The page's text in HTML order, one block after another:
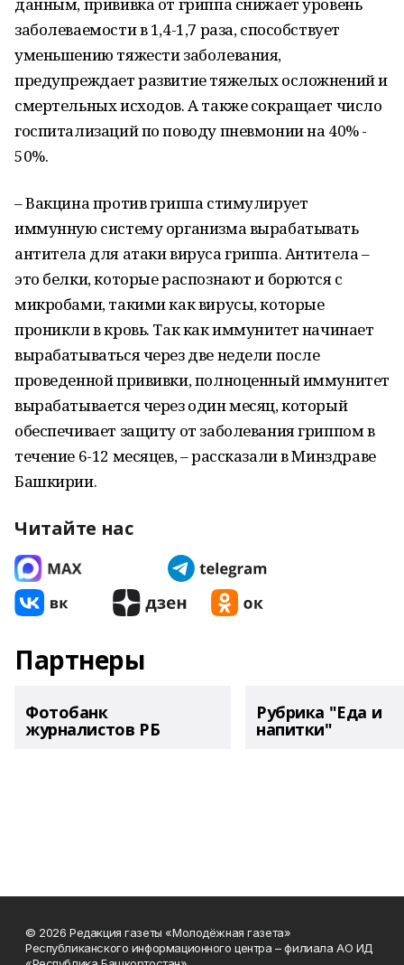
заболеваемости в 1,4-1,7 раза, способствует
уменьшению тяжести заболевания,
предупреждает развитие тяжелых осложнений и
смертельных исходов. А также сокращает число
госпитализаций по поводу пневмонии на 40% -
50%.
– Вакцина против гриппа стимулирует
иммунную систему организма вырабатывать
антитела для атаки вируса гриппа. Антитела –
это белки, которые распознают и борются с
микробами, такими как вирусы, которые
проникли в кровь. Так как иммунитет начинает
вырабатываться через две недели после
проведенной прививки, полноценный иммунитет
вырабатывается через один месяц, который
обеспечивает защиту от заболевания гриппом в
течение 6-12 месяцев, – рассказали в Минздраве
Башкирии.
Читайте нас
Партнеры
Фотобанк
журналистов РБ
Рубрика "Еда и
напитки"
© 2026 Редакция газеты «Молодёжная газета»
Республиканского информационного центра – филиала АО ИД